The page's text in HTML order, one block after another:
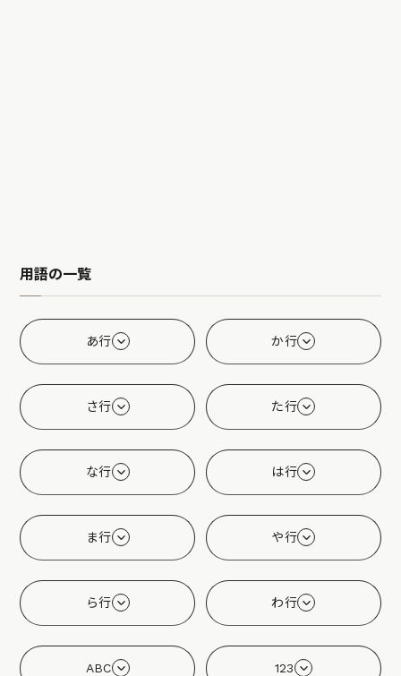
用語の一覧
あ行 か行
さ行 た行
な行 は行
ま行 や行
ら行 わ行
ABC 123